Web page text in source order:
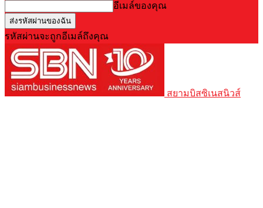
อีเมล์ของคุณ
รหัสผ่านจะถูกอีเมล์ถึงคุณ
สยามบิสซิเนสนิวส์